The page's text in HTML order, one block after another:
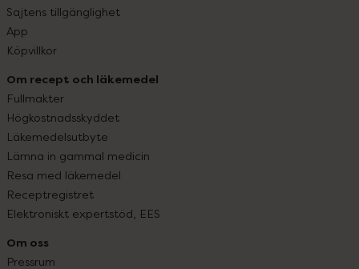
Sajtens tillgänglighet
App
Köpvillkor
Om recept och läkemedel
Fullmakter
Högkostnadsskyddet
Läkemedelsutbyte
Lämna in gammal medicin
Resa med läkemedel
Receptregistret
Elektroniskt expertstöd, EES
Om oss
Pressrum